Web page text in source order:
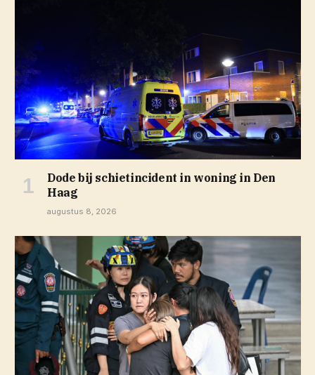
Dode bij schietincident in woning in Den
Haag
augustus 8, 2026